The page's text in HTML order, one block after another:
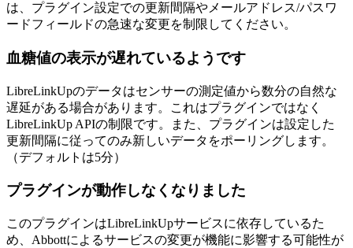
は、プラグイン設定での更新間隔やメールアドレス/パスワ
ードフィールドの急速な変更を制限してください。
血糖値の表示が遅れているようです
LibreLinkUpのデータはセンサーの測定値から数分の自然な
遅延がある場合があります。これはプラグインではなく
LibreLinkUp APIの制限です。また、プラグインは設定した
更新間隔に従ってのみ新しいデータをポーリングします。
（デフォルトは5分）
プラグインが動作しなくなりました
このプラグインはLibreLinkUpサービスに依存しているた
め、Abbottによるサービスの変更が機能に影響する可能性が